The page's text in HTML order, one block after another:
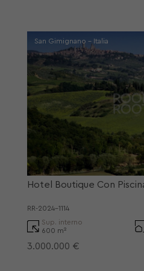
San Gimignano - Italia
Hotel Boutique Con
RR-2024-1114
Sup. interno
600 m²
3.000.000 €